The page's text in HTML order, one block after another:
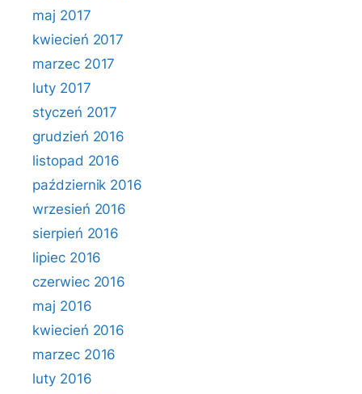
maj 2017
kwiecień 2017
marzec 2017
luty 2017
styczeń 2017
grudzień 2016
listopad 2016
październik 2016
wrzesień 2016
sierpień 2016
lipiec 2016
czerwiec 2016
maj 2016
kwiecień 2016
marzec 2016
luty 2016